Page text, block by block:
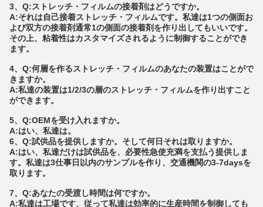
3、Q:ストレッチ・フィルムの接着剤はどうですか。
A:それは自己接着ストレッチ・フィルムです。私達は1つの側面お
よび双方の接着剤通常1の側面の接着剤を作り出してもいいです。
その上、粘着性はカスタマイズされるように制御することができ
ます。
4、Q:何層を作るストレッチ・フィルムのあなたの装置はことがで
きますか。
A:私達の装置は1/2/3の層のストレッチ・フィルムを作り出すこと
ができます。
5、Q:OEMを受け入れますか。
A:はい、私達は。
6、Q:試供品を提供しますか。そして何日それは取りますか。
A:はい、私達だけは試供品を、必要性急使充満を支払う提供しま
す。私達は3仕事日以内のサンプルを作り、交通機関の3-7daysを
取ります。
7、Q:あなたの受渡し時間は何ですか。
A:私達は工場です、従って私達は効率的に生産時間を制御しても